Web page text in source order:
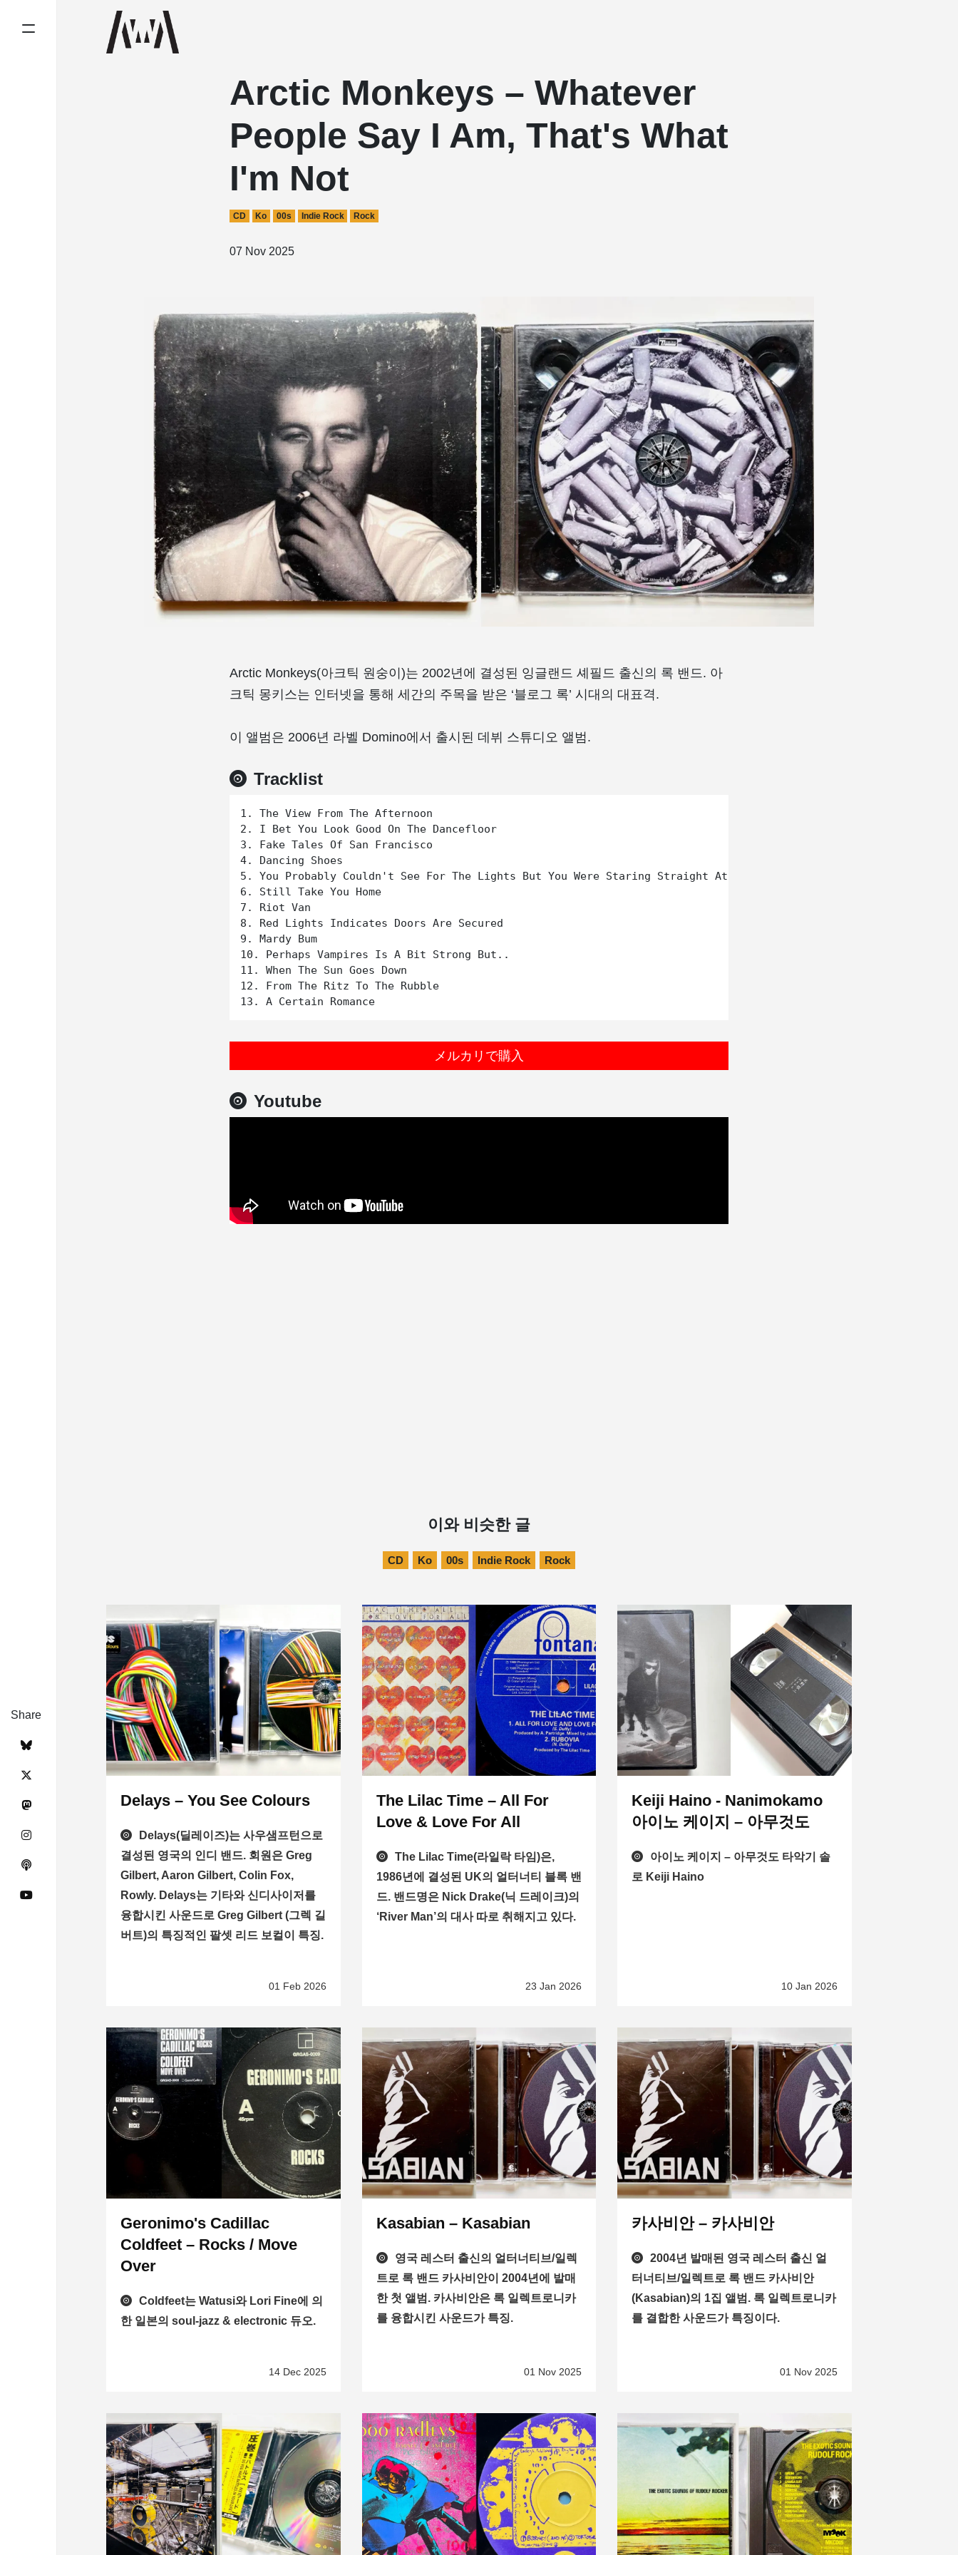
Arctic Monkeys – Whatever
People Say I Am, That's What
I'm Not
CD Ko 00s Indie Rock Rock
07 Nov 2025
Arctic Monkeys(아크틱 원숭이)는 2002년에 결성된 잉글랜드 셰필드 출신의 록 밴드. 아
크틱 몽키스는 인터넷을 통해 세간의 주목을 받은 ‘블로그 록’ 시대의 대표격.
이 앨범은 2006년 라벨 Domino에서 출시된 데뷔 스튜디오 앨범.
Tracklist
1. The View From The Afternoon
2. I Bet You Look Good On The Dancefloor
3. Fake Tales Of San Francisco
4. Dancing Shoes
5. You Probably Couldn't See For The Lights But You Were Staring Straight At Me
6. Still Take You Home
7. Riot Van
8. Red Lights Indicates Doors Are Secured
9. Mardy Bum
10. Perhaps Vampires Is A Bit Strong But..
11. When The Sun Goes Down
12. From The Ritz To The Rubble
メルカリで購入
Youtube
Share
이와 비슷한 글
CD Ko 00s Indie Rock Rock
Delays – You See Colours
Delays(딜레이즈)는 사우샘프턴으로
결성된 영국의 인디 밴드. 회원은 Greg
Gilbert, Aaron Gilbert, Colin Fox,
Rowly. Delays는 기타와 신디사이저를
융합시킨 사운드로 Greg Gilbert (그렉 길
버트)의 특징적인 팔셋 리드 보컬이 특징.
01 Feb 2026
The Lilac Time – All For
Love & Love For All
The Lilac Time(라일락 타임)은,
1986년에 결성된 UK의 얼터너티 블록 밴
드. 밴드명은 Nick Drake(닉 드레이크)의
‘River Man’의 대사 따로 취해지고 있다.
23 Jan 2026
Keiji Haino - Nanimokamo
아이노 케이지 – 아무것도
아이노 케이지 – 아무것도 타악기 솔
로 Keiji Haino
10 Jan 2026
Geronimo's Cadillac
Coldfeet – Rocks / Move
Over
Coldfeet는 Watusi와 Lori Fine에 의
한 일본의 soul-jazz & electronic 듀오.
14 Dec 2025
Kasabian – Kasabian
영국 레스터 출신의 얼터너티브/일렉
트로 록 밴드 카사비안이 2004년에 발매
한 첫 앨범. 카사비안은 록 일렉트로니카
를 융합시킨 사운드가 특징.
01 Nov 2025
카사비안 – 카사비안
2004년 발매된 영국 레스터 출신 얼
터너티브/일렉트로 록 밴드 카사비안
(Kasabian)의 1집 앨범. 록 일렉트로니카
를 결합한 사운드가 특징이다.
01 Nov 2025